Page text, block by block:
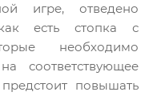
игре, отведено
есть стопка с
необходимо
соответствующее
повышать